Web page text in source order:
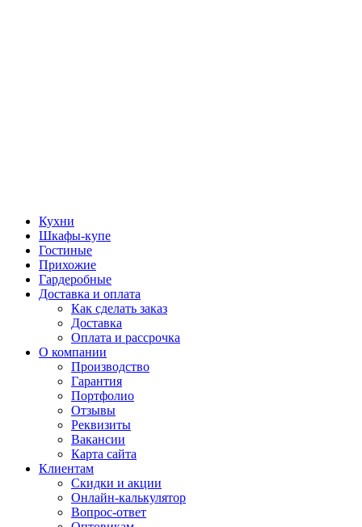
Кухни
Шкафы-купе
Гостиные
Прихожие
Гардеробные
Доставка и оплата
Как сделать заказ
Доставка
Оплата и рассрочка
О компании
Производство
Гарантия
Портфолио
Отзывы
Реквизиты
Вакансии
Карта сайта
Клиентам
Скидки и акции
Онлайн-калькулятор
Вопрос-ответ